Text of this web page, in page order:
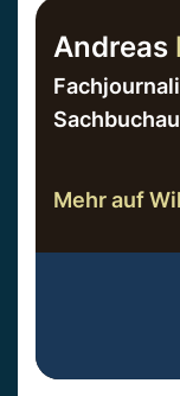
Andreas
Mehr auf